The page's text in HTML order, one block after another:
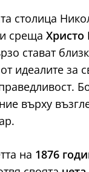
столица
среща Христо
стават
идеалите за
върху
на 1876